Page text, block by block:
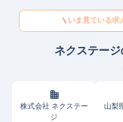
いま見ている求
ネクステー
株式会社 ネクステー
ジ
山梨